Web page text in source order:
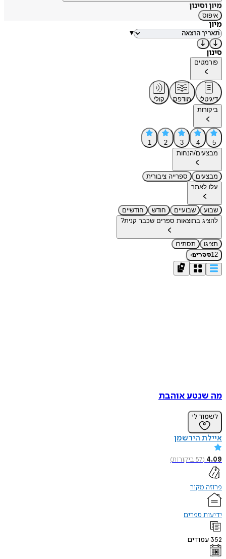
מיון וסינון
איפוס
מיון
▾
סינון
פורמטים
דיגיטלי מודפס
קולי
ביקורות
5
4
3
2
1
מבצעים/הנחות
מבצעים
ספרייה ציבורית
עלו לאתר
שבוע שבועיים חודש
חודשיים
להציג בתוצאות ספרים שכבר קנית?
תציגו
תסתירו
12ספרים›
מה שנטע אוהבת
לשמור לי
איילת הירשמן
4.09
(
57ביקורות)
פרוזה מקור
ידיעות ספרים
352 עמודים